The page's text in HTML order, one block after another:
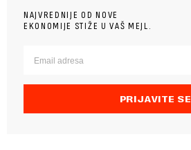
NAJVREDNIJE OD NOVE
EKONOMIJE STIŽE U VAŠ MEJL.
PRIJAVITE SE